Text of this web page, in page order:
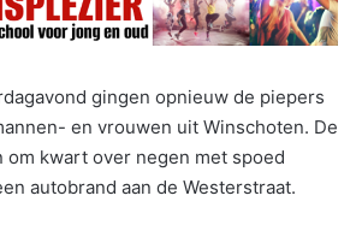
gingen opnieuw de piepers
en vrouwen uit Winschoten. De
om kwart over negen met spoed
autobrand aan de Westerstraat.